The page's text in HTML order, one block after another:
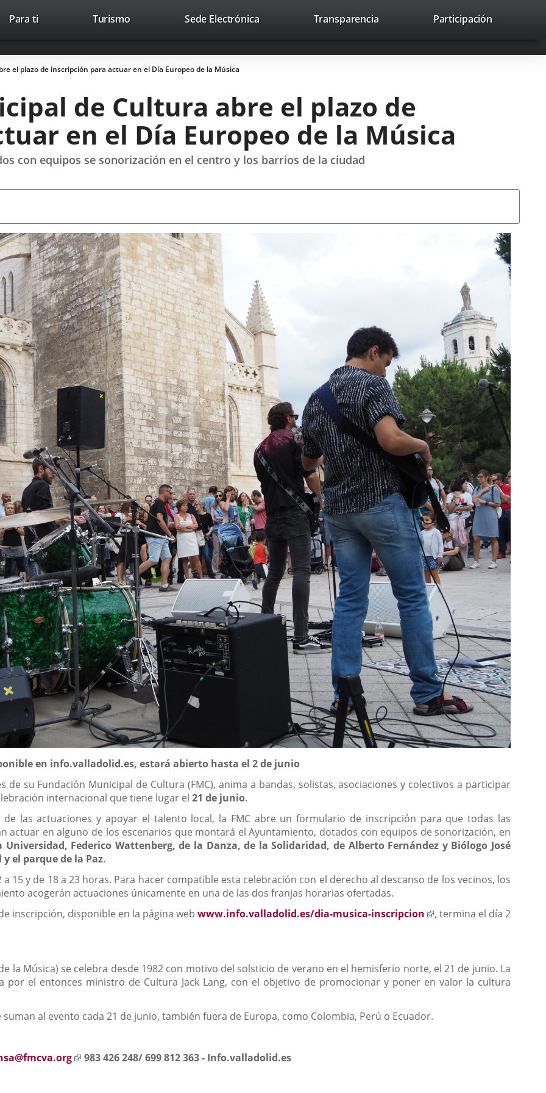
Trabaja con nosotros Contacto avaHeaderSocial
Enlace
una
Enlace
una
Enlace
una
Recherche
Para ti TurismoEste
abrirá
en
ventana
nueva.
Sede ElectrónicaEnlace
aplicación
Transparencia Participación
el plazo de inscripción para actuar en el Día Europeo de la Música
de Cultura abre el plazo de
en el Día Europeo de la Música
con equipos se sonorización en el centro y los barrios de la ciudad
en info.valladolid.es, estará abierto hasta el 2 de junio
de su Fundación Municipal de Cultura (FMC), anima a bandas, solistas, asociaciones y colectivos a participar
internacional que tiene lugar el21 de junio.
las actuaciones y apoyar el talento local, la FMC abre un formulario de inscripción para que todas las
actuar en alguno de los escenarios que montará el Ayuntamiento, dotados con equipos de sonorización, en
Universidad, Federico Wattenberg, de la Danza, de la Solidaridad, de Alberto Fernández y Biólogo José
el parque de la Paz.
15 y de 18 a 23 horas. Para hacer compatible esta celebración con el derecho al descanso de los vecinos, los
acogerán actuaciones únicamente en una de las dos franjas horarias ofertadas.
inscripción, disponible en la página web www.info.valladolid.es/dia-musica-inscripcion
Enlace
externa.
, termina el día 2
la Música) se celebra desde 1982 con motivo del solsticio de verano en el hemisferio norte, el 21 de junio. La
por el entonces ministro de Cultura Jack Lang, con el objetivo de promocionar y poner en valor la cultura
suman al evento cada 21 de junio, también fuera de Europa, como Colombia, Perú o Ecuador.
Enlace
983 426 248/ 699 812 363 - Info.valladolid.es